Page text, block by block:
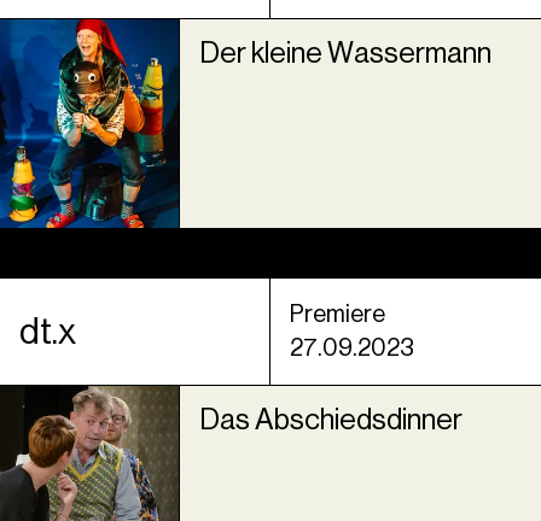
Der kleine Wassermann
dt.x
Premiere
27.09.2023
Das Abschiedsdinner